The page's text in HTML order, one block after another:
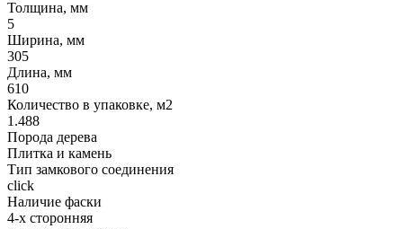
Толщина, мм
5
Ширина, мм
305
Длина, мм
610
Количество в упаковке, м2
1.488
Порода дерева
Плитка и камень
Тип замкового соединения
click
Наличие фаски
4-х сторонняя